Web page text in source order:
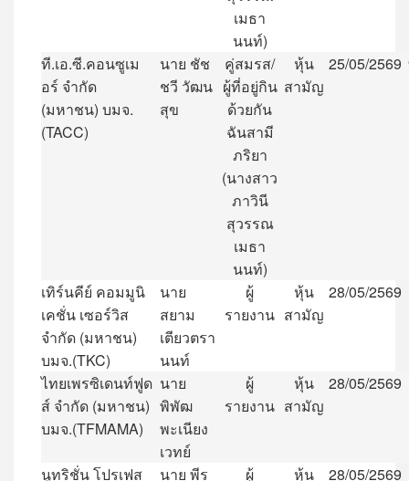
เมธา
นนท์)
ที.เอ.ซี.คอนซูเม
อร์ จำกัด
(มหาชน) บมจ.
(TACC)
นาย ชัช
ชวี วัฒน
สุข
คู่สมรส/
ผู้ที่อยู่กิน
ด้วยกัน
ฉันสามี
ภริยา
(นางสาว
ภาวินี
สุวรรณ
เมธา
นนท์)
หุ้น
สามัญ
25/05/2569
เทิร์นคีย์ คอมมูนิ
เคชั่น เซอร์วิส
จำกัด (มหาชน)
บมจ.(TKC)
นาย
สยาม
เตียวตรา
นนท์
ผู้
รายงาน
หุ้น
สามัญ
28/05/2569
ไทยเพรซิเดนท์ฟูด
ส์ จำกัด (มหาชน)
บมจ.(TFMAMA)
นาย
พิพัฒ
พะเนียง
เวทย์
ผู้
รายงาน
หุ้น
สามัญ
28/05/2569
นูทริชั่นโปรเฟส
นาย พีร
ผู้
หุ้น
28/05/2569